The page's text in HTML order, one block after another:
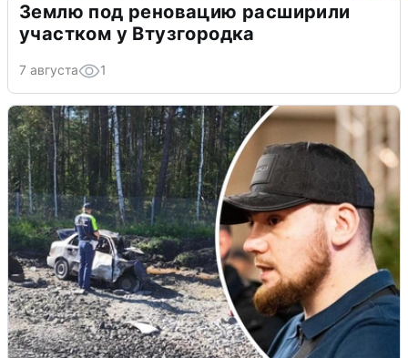
Землю под реновацию расширили
участком у Втузгородка
7 августа 1